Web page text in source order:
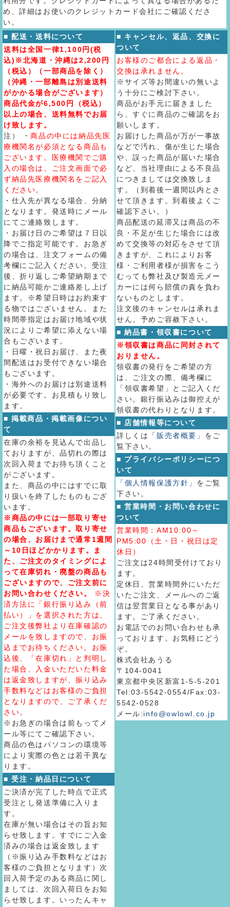
め、詳細はお使いのクレジットカード会社にご確認くださ
い。
■ 配送・送料について
送料は全国一律1,100円(税
込)※北海道・沖縄は2,200円
（税込）（一部商品を除く）
（沖縄・一部離島は別途送料
がかかる場合がございます）
商品代金が6,500円（税込）
以上の場合、送料無料でお届
け致します。
注） ・商品の中には納品先医
療機関名が必須となる商品も
ございます。医療機関でご購
入の場合は、ご注文画面で必
ず納品先医療機関名をご記入
ください。
・仕入先が異なる場合、分納
となります。発送時にメール
にてご連絡致します。
・お届け日のご希望は７日以
降でご指定可能です。お急ぎ
の場合は、注文フォームの備
考欄にご記入ください。受注
後、折り返しご希望納期まで
に納品可能かご連絡差し上げ
ます。※希望日時はお約束す
る物ではございません。また
時間帯指定はお届け地域や状
況によりご希望に添えない場
合もございます。
・日曜・祝日お届け、また夜
間配送はお受付できない場合
もございます。
・海外へのお届けは別途送料
が必要です。お見積もり致し
ます。
■ 掲載商品・掲載画像につい
て
在庫の余裕を見込んで出品し
ておりますが、品切れの際は
次回入荷までお待ち頂くこと
がございます。
また、商品の中にはすでに取
り扱いを終了したものもござ
います。
※商品の中には一部取り寄せ
商品もございます。取り寄せ
の場合、お届けまで通常1週間
～10日ほどかかります。ま
た、ご注文のタイミングによ
って在庫切れ・廃盤の商品も
ございますので、ご注文前に
お問い合わせください。
※決
済方法に「銀行振り込み（前
払い）」を選択された方は、
ご注文後弊社より在庫確認の
メールを致しますので、お振
込までお待ちください。お振
込後、「在庫切れ」と判明し
た場合、入金いただいた料金
は返金致しますが、振り込み
手数料などはお客様のご負担
となりますので、ご了承くだ
さい。
※お急ぎの場合は前もってメ
ール等にてご確認下さい。
商品の色はパソコンの環境等
により実際の色とは若干異な
ります。
■ 受注・納品日について
ご決済が完了した時点で正式
受注とし発送準備に入りま
す。
在庫が無い場合はその旨お知
らせ致します。すでにご入金
済みの場合は返金致します
（※振り込み手数料などはお
客様のご負担となります）次
回入荷予定のある商品に関し
ましては、次回入荷日をお知
らせ致します。いったんキャ
■ キャンセル、返品、交換に
ついて
お客様のご都合による返品・
交換は承れません。
※サイズ等お間違いの無いよ
う十分にご検討下さい。
商品がお手元に届きました
ら、すぐに商品のご確認をお
願いします。
お届けした商品が万が一事故
などで汚れ、傷が生じた場合
や、誤った商品が届いた場合
など、当社理由による不良品
につきましては交換致しま
す。（到着後一週間以内とさ
せて頂きます。到着後よくご
確認下さい。）
商品配送の延滞又は商品の不
良・不足が生じた場合には改
めて交換等の対応をさせて頂
きますが、これによりお客
様・ご利用者様が損害をこう
むっても弊社及び製造元メー
カーには何ら賠償の責を負わ
ないものとします。
注文後のキャンセルは承れま
せん。予めご容赦下さい。
■ 納品書・領収書について
※領収書は商品に同封されて
おりません。
領収書の発行をご希望の方
は、ご注文の際、備考欄に
「領収書希望」とご記入くだ
さい。銀行振込みは御控えが
領収書の代わりとなります。
■ 店舗情報等について
詳しくは
「販売者概要」 をご
覧下さい。
■ プライバシーポリシーにつ
いて
「個人情報保護方針」 をご覧
下さい。
■ 営業時間・お問い合わせに
ついて
営業時間：AM10:00～
PM5:00（土・日・祝日は定
休日）
ご注文は24時間受付けており
ます。
定休日、営業時間外にいただ
いたご注文、メールへのご返
信は翌営業日となる事があり
ます。ご了承ください。
お電話でのお問い合わせも承
っております。お気軽にどう
ぞ。
株式会社あうる
〒104-0041
東京都中央区新富1-5-5-201
Tel:03-5542-0554/Fax:03-
5542-0528
メール:info@owlowl.co.jp